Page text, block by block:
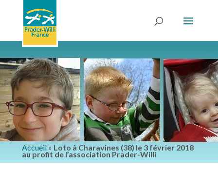
Accueil » Loto à Charavines (38) le 3 février 2018
au profit de l’association Prader-Willi